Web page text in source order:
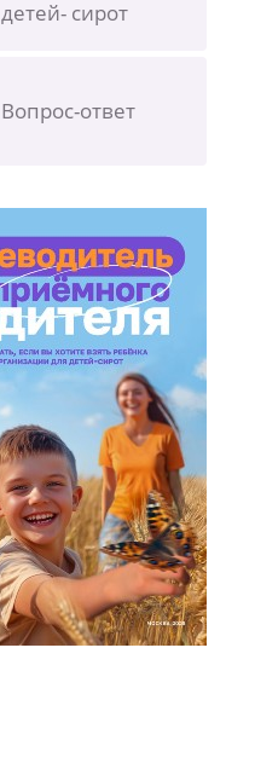
детей- сирот
Вопрос-ответ